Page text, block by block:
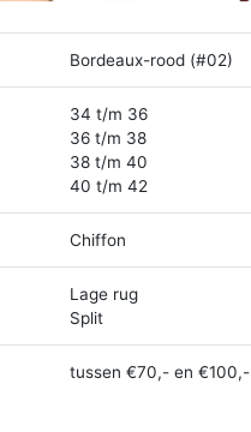
Bordeaux-rood (#02)
34 t/m 36
36 t/m 38
38 t/m 40
40 t/m 42
Chiffon
Lage rug
Split
tussen €70,- en €100,-